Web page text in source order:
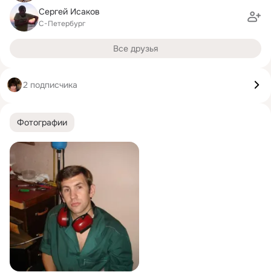
Фотографии
Сергей Исаков
С-Петербург
Все друзья
2 подписчика